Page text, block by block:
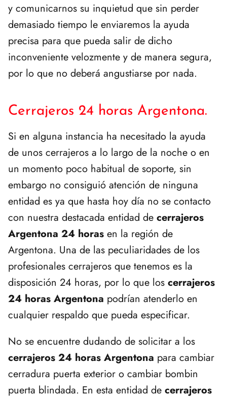
y comunicarnos su inquietud que sin perder
demasiado tiempo le enviaremos la ayuda
precisa para que pueda salir de dicho
inconveniente velozmente y de manera segura,
por lo que no deberá angustiarse por nada.
Cerrajeros 24 horas Argentona.
Si en alguna instancia ha necesitado la ayuda
de unos cerrajeros a lo largo de la noche o en
un momento poco habitual de soporte, sin
embargo no consiguió atención de ninguna
entidad es ya que hasta hoy día no se contacto
con nuestra destacada entidad de cerrajeros
Argentona 24 horas en la región de
Argentona. Una de las peculiaridades de los
profesionales cerrajeros que tenemos es la
disposición 24 horas, por lo que los cerrajeros
24 horas Argentona podrían atenderlo en
cualquier respaldo que pueda especificar.
No se encuentre dudando de solicitar a los
cerrajeros 24 horas Argentona para cambiar
cerradura puerta exterior o cambiar bombin
puerta blindada. En esta entidad de cerrajeros